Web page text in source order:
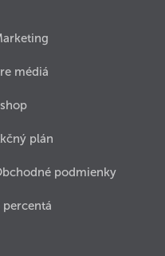
médiá
plán
podmienky
percentá